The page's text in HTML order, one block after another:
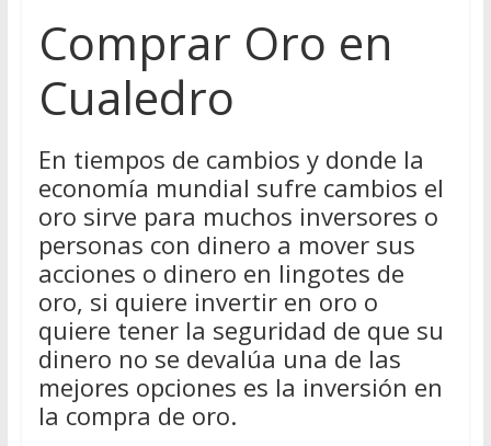
Comprar Oro en
Cualedro
En tiempos de cambios y donde la
economía mundial sufre cambios el
oro sirve para muchos inversores o
personas con dinero a mover sus
acciones o dinero en lingotes de
oro, si quiere invertir en oro o
quiere tener la seguridad de que su
dinero no se devalúa una de las
mejores opciones es la inversión en
la compra de oro.